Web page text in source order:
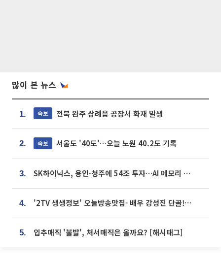
많이 본 뉴스
1. 속보 전북 완주 삼례읍 공장서 화재 발생
2. 속보 서울도 '40도'…오늘 노원 40.2도 기록
3. SK하이닉스, 용인·청주에 54조 투자…AI 메모리 생산기지 키운다
4. '2TV 생생정보' 오늘방송맛집- 배우 강성진 단골! 쌀국수ㆍ푸팟퐁 커리 맛집 '블○○○'
5. 입추매직 '불발', 처서매직은 올까요? [해시태그]